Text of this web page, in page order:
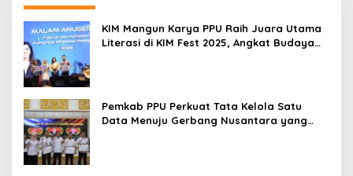
KIM Mangun Karya PPU Raih Juara Utama
Literasi di KIM Fest 2025, Angkat Budaya
Pemkab PPU Perkuat Tata Kelola Satu
Data Menuju Gerbang Nusantara yang